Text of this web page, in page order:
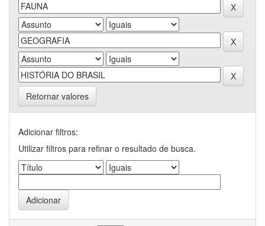
Retornar valores
Adicionar filtros:
Utilizar filtros para refinar o resultado de busca.